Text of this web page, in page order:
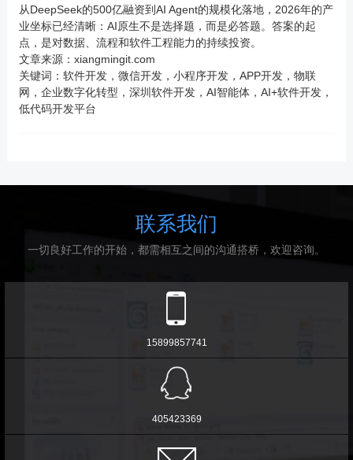
从DeepSeek的500亿融资到AI Agent的规模化落地，2026年的产
业坐标已经清晰：AI原生不是选择题，而是必答题。答案的起
点，是对数据、流程和软件工程能力的持续投资。
文章来源： xiangmingit.com
关键词：软件开发，微信开发，小程序开发， APP开发，物联
网，企业数字化转型，深圳软件开发，AI智能体，AI+软件开发，
低代码开发平台
联系我们
一切良好工作的开始，都需相互之间的沟通搭桥，欢迎咨询。
15899857741
405423369